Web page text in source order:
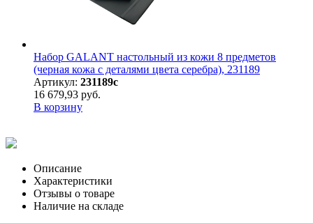
Набор GALANT настольный из кожи 8 предметов
(черная кожа с деталями цвета серебра), 231189
Артикул: 231189с
16 679,93 руб.
В корзину
Описание
Характеристики
Отзывы о товаре
Наличие на складе